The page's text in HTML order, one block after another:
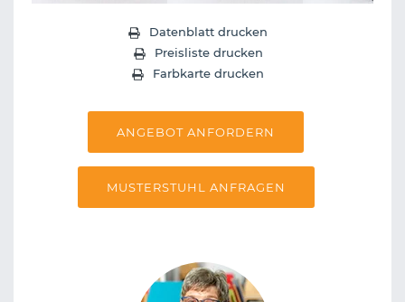
Datenblatt drucken
Preisliste drucken
Farbkarte drucken
ANGEBOT ANFORDERN
MUSTERSTUHL ANFRAGEN